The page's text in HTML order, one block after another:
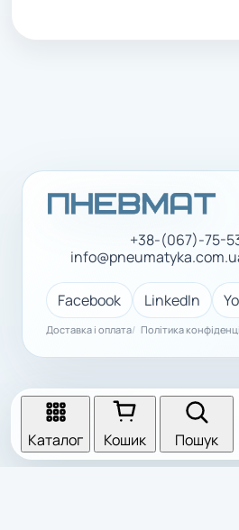
+38-(067)-75-
Facebook LinkedIn
Доставка і оплата Політика
Каталог Кошик Пошук